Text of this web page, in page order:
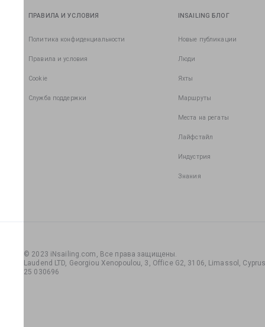
ПРАВИЛА И УСЛОВИЯ
Политика конфиденциальности
Правила и условия
Cookie
Служба поддержки
INSAILING БЛОГ
Новые публикации
Люди
Яхты
Маршруты
Места на регаты
Лайфстайл
Индустрия
Знания
© 2023 iNsailing.com, Все права защищены.
Laudend LTD, Georgiou Xenopoulou, 3, Office G2, 3106, Limassol,
25 030696